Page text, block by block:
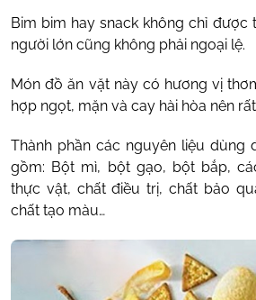
Bim bim hay snack không chỉ được
người lớn cũng không phải ngoại lệ.
Món đồ ăn vặt này có hương vị
hợp ngọt, mặn và cay hài hòa nên
Thành phần các nguyên liệu dùng
gồm: Bột mì, bột gạo, bột bắp,
thực vật, chất điều trị, chất bảo
chất tạo màu…